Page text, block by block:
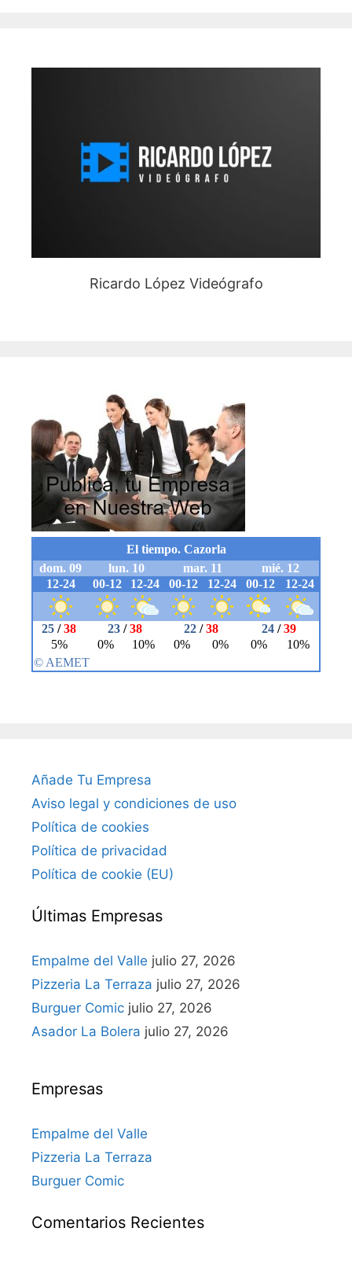
Ricardo López Videógrafo
Añade Tu Empresa
Aviso legal y condiciones de uso
Política de cookies
Política de privacidad
Política de cookie (EU)
Últimas Empresas
Empalme del Valle julio 27, 2026
Pizzeria La Terraza julio 27, 2026
Burguer Comic julio 27, 2026
Asador La Bolera julio 27, 2026
Empresas
Empalme del Valle
Pizzeria La Terraza
Burguer Comic
Comentarios Recientes